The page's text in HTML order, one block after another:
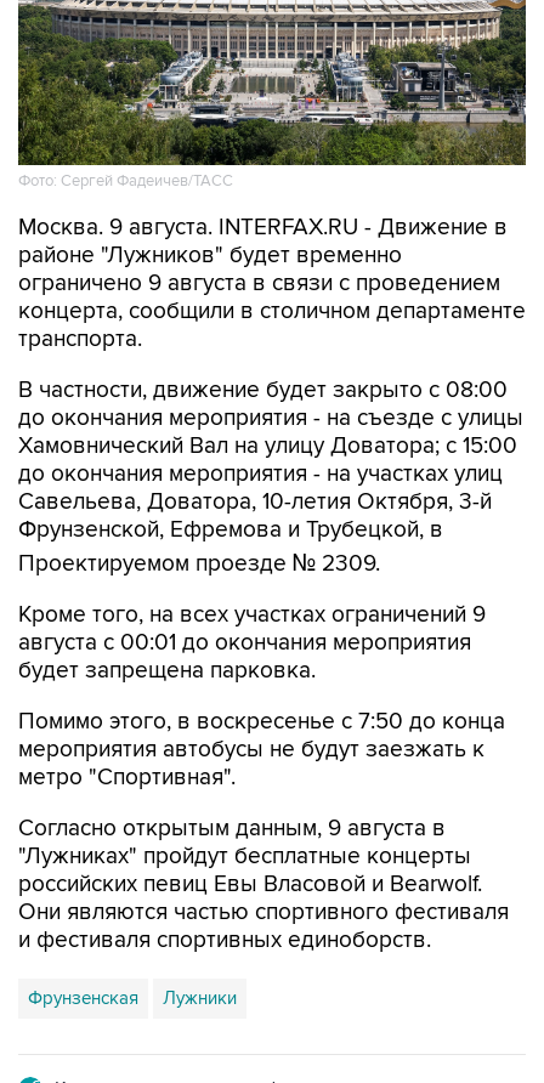
Фото: Сергей Фадеичев/ТАСС
Москва. 9 августа. INTERFAX.RU - Движение в
районе "Лужников" будет временно
ограничено 9 августа в связи с проведением
концерта, сообщили в столичном департаменте
транспорта.
В частности, движение будет закрыто с 08:00
до окончания мероприятия - на съезде с улицы
Хамовнический Вал на улицу Доватора; с 15:00
до окончания мероприятия - на участках улиц
Савельева, Доватора, 10-летия Октября, 3-й
Фрунзенской, Ефремова и Трубецкой, в
Проектируемом проезде № 2309.
Кроме того, на всех участках ограничений 9
августа с 00:01 до окончания мероприятия
будет запрещена парковка.
Помимо этого, в воскресенье с 7:50 до конца
мероприятия автобусы не будут заезжать к
метро "Спортивная".
Согласно открытым данным, 9 августа в
"Лужниках" пройдут бесплатные концерты
российских певиц Евы Власовой и Bearwolf.
Они являются частью спортивного фестиваля
и фестиваля спортивных единоборств.
Фрунзенская Лужники